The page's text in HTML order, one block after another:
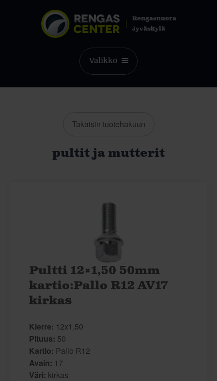
Rengasnuora
Jyväskylä
Valikko
Takaisin tuotehakuun
pultit ja mutterit
Pultti 12×1,50 50mm
kartio:Pallo R12 AV17
kirkas
Kierre: 12x1,50
Pituus: 50
Kartio: Pallo R12
Avain: 17
Väri: kirkas